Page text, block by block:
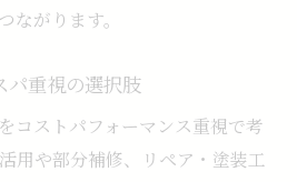
ながります。
パ重視の選択肢
コストパフォーマンス重視で考
用や部分補修、リペア・塗装工